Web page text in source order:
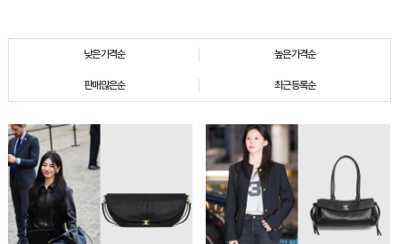
낮은가격순 높은가격순
판매많은순 최근등록순